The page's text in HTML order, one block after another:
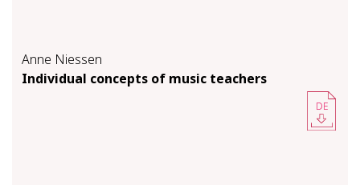
Anne Niessen
In­di­vid­ual con­cepts of mu­sic teach­ers
DE